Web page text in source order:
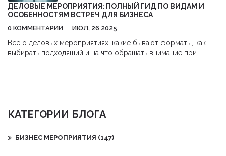
ДЕЛОВЫЕ МЕРОПРИЯТИЯ: ПОЛНЫЙ ГИД ПО ВИДАМ И
ОСОБЕННОСТЯМ ВСТРЕЧ ДЛЯ БИЗНЕСА
0 КОММЕНТАРИИ ИЮЛ, 26 2025
Всё о деловых мероприятиях: какие бывают форматы, как
выбирать подходящий и на что обращать внимание при
КАТЕГОРИИ БЛОГА
БИЗНЕС МЕРОПРИЯТИЯ (147)